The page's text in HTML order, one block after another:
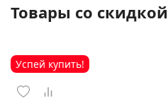
Товары со скидкой
Успей купить!